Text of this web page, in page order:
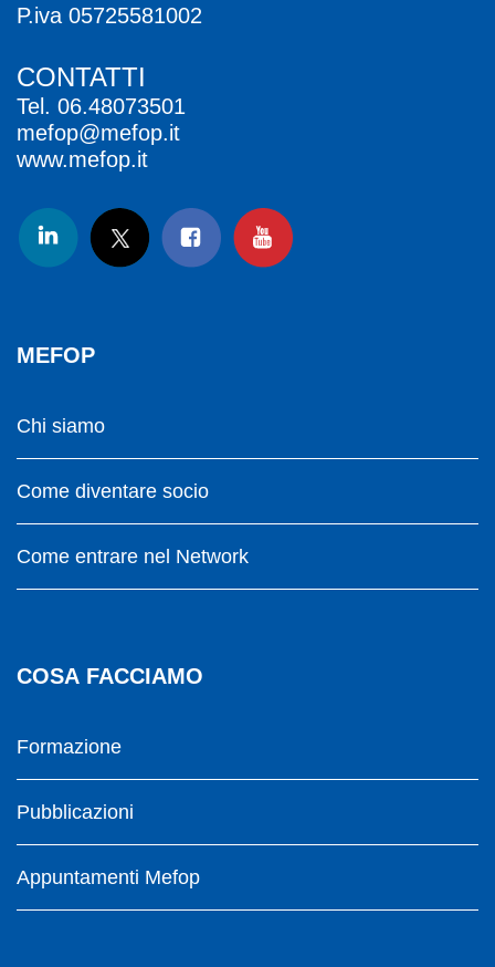
P.iva 05725581002
CONTATTI
Tel. 06.48073501
mefop@mefop.it
www.mefop.it
MEFOP
Chi siamo
Come diventare socio
Come entrare nel Network
COSA FACCIAMO
Formazione
Pubblicazioni
Appuntamenti Mefop